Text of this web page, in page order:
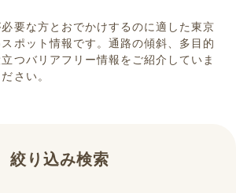
要な方とおでかけするのに適した東京
ポット情報です。通路の傾斜、多目的
つバリアフリー情報をご紹介していま
さい。
絞り込み検索